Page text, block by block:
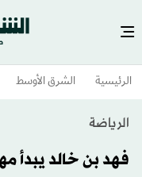
الرئيسية الشرق الأوسط​
الرياضة
فهد بن خالد يبدأ